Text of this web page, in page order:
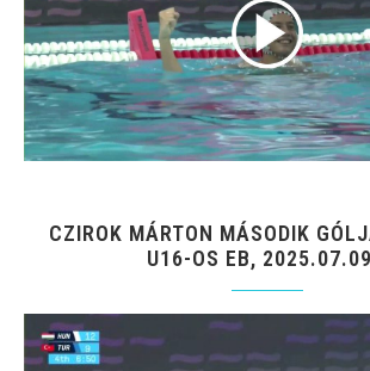
CZIROK MÁRTON MÁSODIK
U16-OS EB,